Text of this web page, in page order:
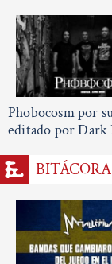
Phobocosm por
editado por Dark